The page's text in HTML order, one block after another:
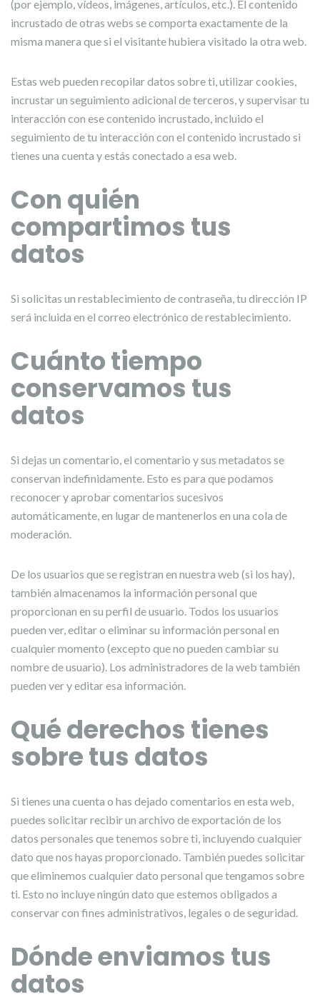
(por ejemplo, vídeos, imágenes, artículos, etc.). El contenido
incrustado de otras webs se comporta exactamente de la
misma manera que si el visitante hubiera visitado la otra web.
Estas web pueden recopilar datos sobre ti, utilizar cookies,
incrustar un seguimiento adicional de terceros, y supervisar tu
interacción con ese contenido incrustado, incluido el
seguimiento de tu interacción con el contenido incrustado si
tienes una cuenta y estás conectado a esa web.
Con quién
compartimos tus
datos
Si solicitas un restablecimiento de contraseña, tu dirección IP
será incluida en el correo electrónico de restablecimiento.
Cuánto tiempo
conservamos tus
datos
Si dejas un comentario, el comentario y sus metadatos se
conservan indefinidamente. Esto es para que podamos
reconocer y aprobar comentarios sucesivos
automáticamente, en lugar de mantenerlos en una cola de
moderación.
De los usuarios que se registran en nuestra web (si los hay),
también almacenamos la información personal que
proporcionan en su perfil de usuario. Todos los usuarios
pueden ver, editar o eliminar su información personal en
cualquier momento (excepto que no pueden cambiar su
nombre de usuario). Los administradores de la web también
pueden ver y editar esa información.
Qué derechos tienes
sobre tus datos
Si tienes una cuenta o has dejado comentarios en esta web,
puedes solicitar recibir un archivo de exportación de los
datos personales que tenemos sobre ti, incluyendo cualquier
dato que nos hayas proporcionado. También puedes solicitar
que eliminemos cualquier dato personal que tengamos sobre
ti. Esto no incluye ningún dato que estemos obligados a
conservar con fines administrativos, legales o de seguridad.
Dónde enviamos tus
datos